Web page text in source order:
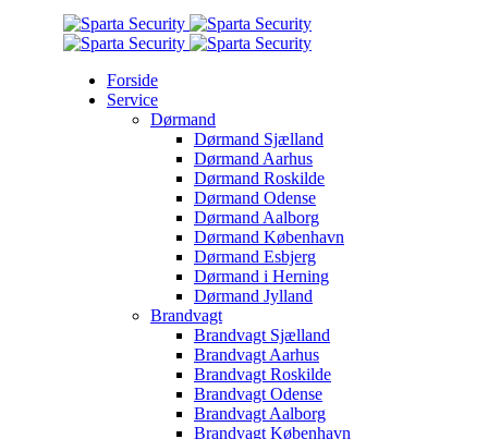
Forside
Service
Dørmand
Dørmand Sjælland
Dørmand Aarhus
Dørmand Roskilde
Dørmand Odense
Dørmand Aalborg
Dørmand København
Dørmand Esbjerg
Dørmand i Herning
Dørmand Jylland
Brandvagt
Brandvagt Sjælland
Brandvagt Aarhus
Brandvagt Roskilde
Brandvagt Odense
Brandvagt Aalborg
Brandvagt København